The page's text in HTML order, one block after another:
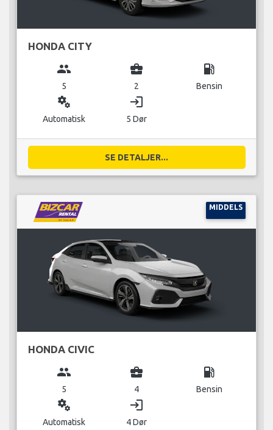
HONDA CITY
group
5
business_center
2
local_gas_station
Bensin
miscellaneous_services
Automatisk
login
5 Dør
SE DETALJER...
MIDDELS
HONDA CIVIC
group
5
business_center
4
local_gas_station
Bensin
miscellaneous_services
Automatisk
login
4 Dør